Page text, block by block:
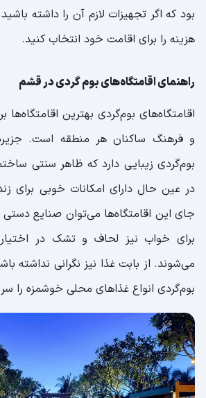
بود که اگر تجهیزات لازم آن را داشته
هزینه را برای اقامت خود انتخاب کنید.
راهنمای اقامتگاه‌های بوم گردی در قشم
اقامتگاه‌های بوم‌گردی بهترین اقامتگاه‌ها
و فرهنگ ساکنان هر منطقه است.
بوم‌گردی زیبایی دارد که ظاهر سنتی
در عین حال دارای امکانات خوبی برای
جای این اقامتگاه‌ها می‌توان صنایع
برای خواب نیز لحاف و تشک در اختیار
می‌شوند. از بابت غذا نیز نگرانی نداشته
بوم‌گردی انواع غذاهای محلی خوشمزه را